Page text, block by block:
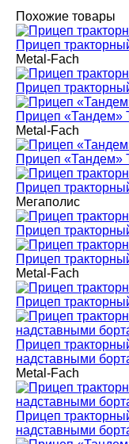
Похожие товары
Прицеп
Metal-Fach
Прицеп
Прицеп «Тандем»
Metal-Fach
Прицеп «Тандем»
Прицеп
Мегаполис
Прицеп
Прицеп
Metal-Fach
Прицеп
Прицеп
надставными
Metal-Fach
Прицеп
надставными